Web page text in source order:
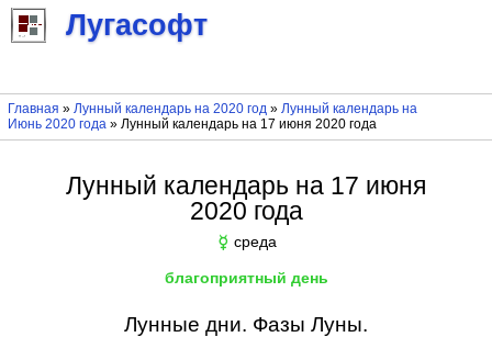
Лугасофт
Главная » Лунный календарь на 2020 год» Лунный календарь на
Июнь 2020 года» Лунный календарь на 17 июня 2020 года
Лунный календарь на 17 июня
2020 года
☿ среда
благоприятный день
Лунные дни. Фазы Луны.